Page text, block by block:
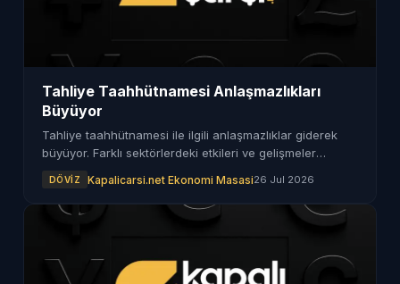
Tahliye Taahhütnamesi Anlaşmazlıkları
Büyüyor
Tahliye taahhütnamesi ile ilgili anlaşmazlıklar giderek
büyüyor. Farklı sektörlerdeki etkileri ve gelişmeler
DÖVIZ Kapalicarsi.net Ekonomi Masasi26 Jul 2026